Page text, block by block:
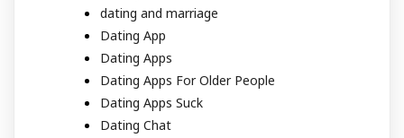
dating and marriage
Dating App
Dating Apps
Dating Apps For Older People
Dating Apps Suck
Dating Chat